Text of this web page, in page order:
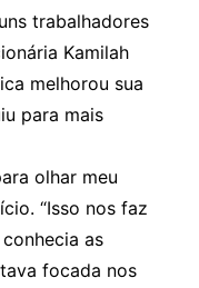
trabalhadores
Kamilah
melhorou sua
para mais
olhar meu
“Isso nos faz
as
focada nos